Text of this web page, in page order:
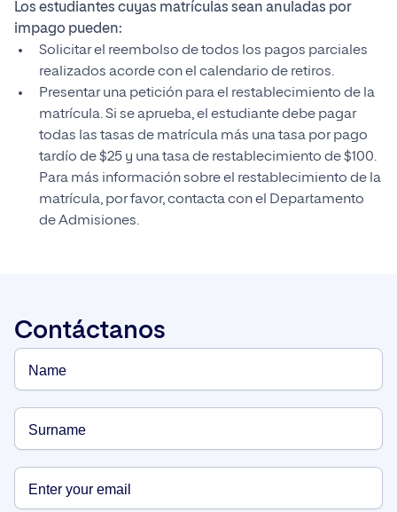
Los estudiantes cuyas matrículas sean anuladas por
impago pueden:
Solicitar el reembolso de todos los pagos parciales
realizados acorde con el calendario de retiros.
Presentar una petición para el restablecimiento de la
matrícula. Si se aprueba, el estudiante debe pagar
todas las tasas de matrícula más una tasa por pago
tardío de $25 y una tasa de restablecimiento de $100.
Para más información sobre el restablecimiento de la
matrícula, por favor, contacta con el Departamento
de Admisiones.
Contáctanos